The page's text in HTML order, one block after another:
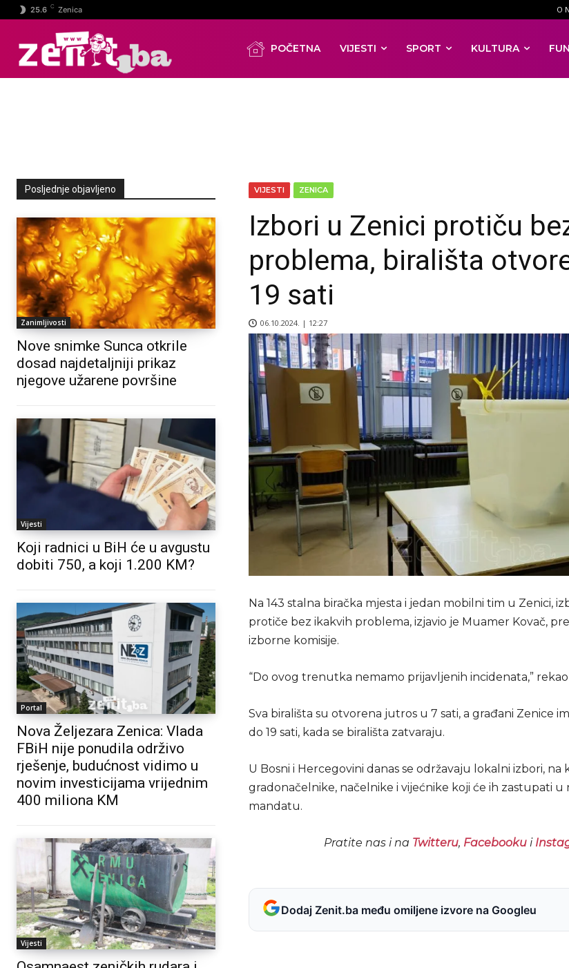
25.6 C Zenica O
POČETNA VIJESTI SPORT KULTURA FUN
Posljednje objavljeno
Zanimljivosti
Nove snimke Sunca otkrile
dosad najdetaljniji prikaz
njegove užarene površine
Vijesti
Koji radnici u BiH će u avgustu
dobiti 750, a koji 1.200 KM?
Portal
Nova Željezara Zenica: Vlada
FBiH nije ponudila održivo
rješenje, budućnost vidimo u
novim investicijama vrijednim
400 miliona KM
Vijesti
VIJESTI ZENICA
Izbori u Zenici protiču
problema, birališta
19 sati
06.10.2024. | 12:27
Na 143 stalna biračka mjesta i jedan mobilni tim u Zenici,
protiče bez ikakvih problema, izjavio je Muamer Kovač,
izborne komisije.
“Do ovog trenutka nemamo prijavljenih incidenata,” rekao
Sva birališta su otvorena jutros u 7 sati, a građani Zenice
do 19 sati, kada se birališta zatvaraju.
U Bosni i Hercegovini danas se održavaju lokalni izbori, na
gradonačelnike, načelnike i vijećnike koji će ih zastupati u
mandatu.
Pratite nas i na Twitteru, Facebookui
Dodaj Zenit.ba među omiljene izvore na Googleu